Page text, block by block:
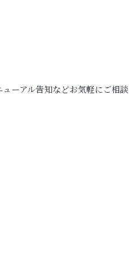
ーアル告知などお気軽にご相